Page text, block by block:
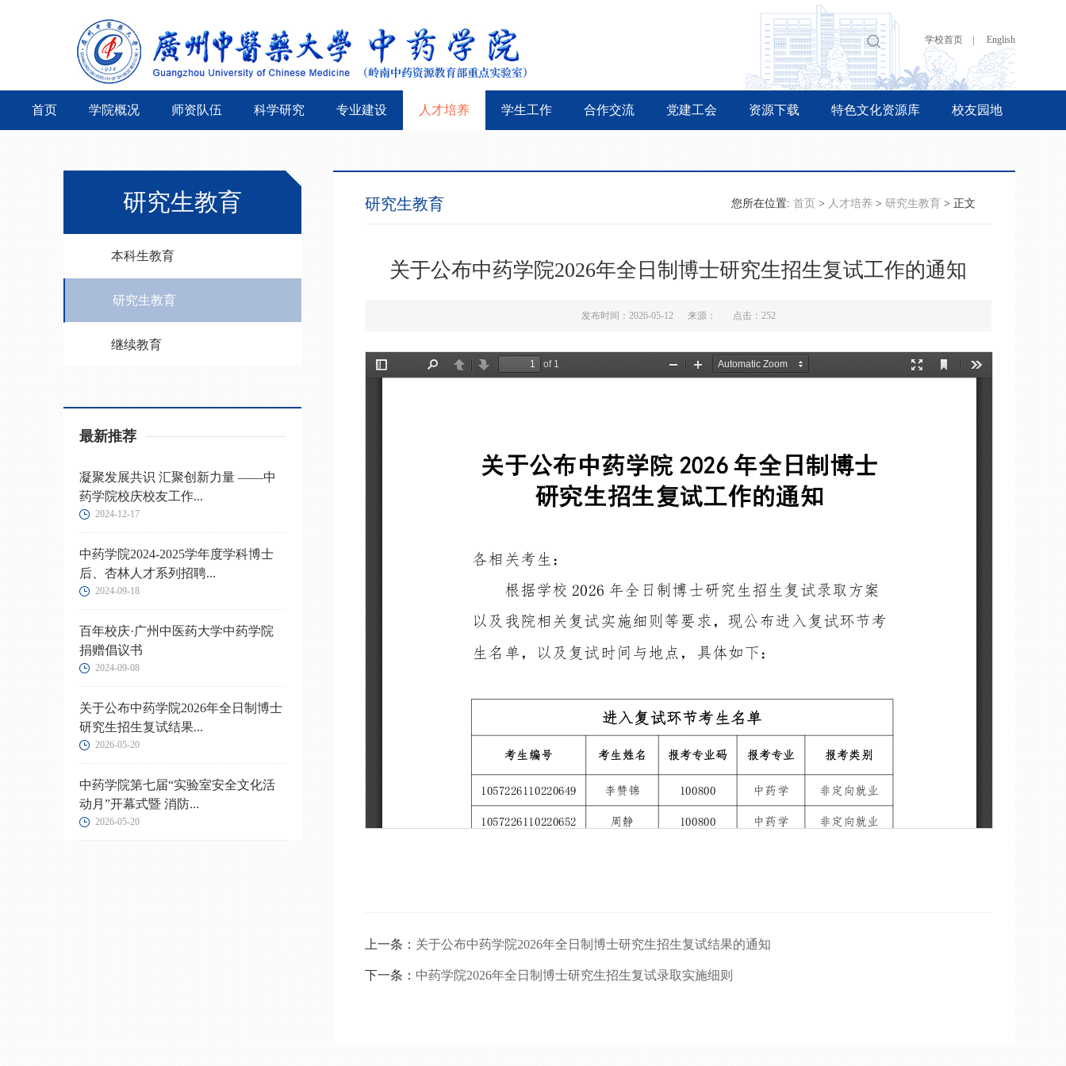
学校首页 | English
首页 学院概况 师资队伍 科学研究 专业建设 人才培养 学生工作 合作交流 党建工会 资源下载 特色文化资源库 校友园地
研究生教育
本科生教育
研究生教育
继续教育
最新推荐
凝聚发展共识 汇聚创新力量 ——中
药学院校庆校友工作...
2024-12-17
中药学院2024-2025学年度学科博士
后、杏林人才系列招聘...
2024-09-18
百年校庆·广州中医药大学中药学院
捐赠倡议书
2024-09-08
关于公布中药学院2026年全日制博士
研究生招生复试结果...
2026-05-20
中药学院第七届“实验室安全文化活
动月”开幕式暨 消防...
2026-05-20
研究生教育 您所在位置: 首页 > 人才培养 > 研究生教育 > 正文
关于公布中药学院2026年全日制博士研究生招生复试工作的通知
发布时间：2026-05-12 来源： 点击： 252
上一条： 关于公布中药学院2026年全日制博士研究生招生复试结果的通知
下一条： 中药学院2026年全日制博士研究生招生复试录取实施细则